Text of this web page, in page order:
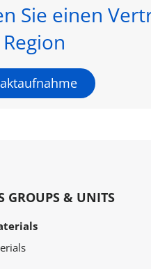
Sie einen
GROUPS & UNITS